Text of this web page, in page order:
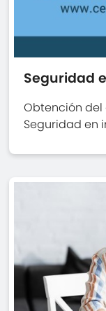
Seguridad
Obtención
Seguridad en